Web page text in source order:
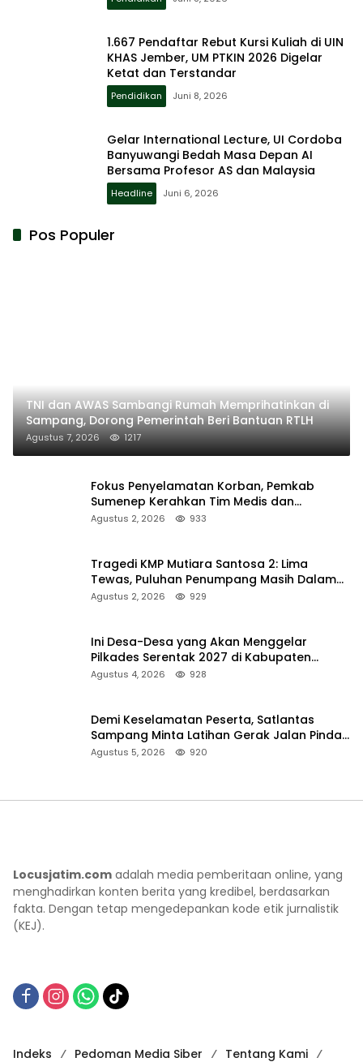
1.667 Pendaftar Rebut Kursi Kuliah di UIN
KHAS Jember, UM PTKIN 2026 Digelar
Ketat dan Terstandar
Pendidikan Juni 8, 2026
Gelar International Lecture, UI Cordoba
Banyuwangi Bedah Masa Depan AI
Bersama Profesor AS dan Malaysia
Headline Juni 6, 2026
Pos Populer
TNI dan AWAS Sambangi Rumah Memprihatinkan di
Sampang, Dorong Pemerintah Beri Bantuan RTLH
Agustus 7, 2026 1217
Fokus Penyelamatan Korban, Pemkab
Sumenep Kerahkan Tim Medis dan
Ambulans ke Pelabuhan Kalianget
Agustus 2, 2026 933
Tragedi KMP Mutiara Santosa 2: Lima
Tewas, Puluhan Penumpang Masih Dalam
Pencarian
Agustus 2, 2026 929
Ini Desa-Desa yang Akan Menggelar
Pilkades Serentak 2027 di Kabupaten
Sumenep
Agustus 4, 2026 928
Demi Keselamatan Peserta, Satlantas
Sampang Minta Latihan Gerak Jalan Pindah
ke Lokasi Aman
Agustus 5, 2026 920
Locusjatim.com adalah media pemberitaan online, yang
menghadirkan konten berita yang kredibel, berdasarkan
fakta. Dengan tetap mengedepankan kode etik jurnalistik
(KEJ).
Indeks Pedoman Media Siber Tentang Kami